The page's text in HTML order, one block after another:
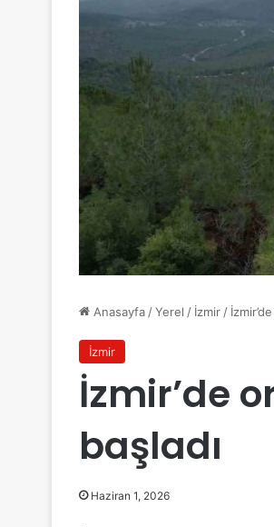
Anasayfa /Yerel / İzmir /
İzmir
İzmir’de
başladı
Haziran 1, 2026